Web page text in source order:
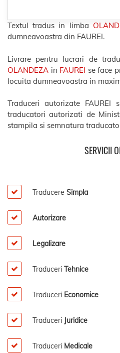
Textul tradus in limba
dumneavoastra din FAUREI.
Livrare pentru lucrari de
OLANDEZA in FAUREI se face
locuita dumneavoastra in
Traduceri autorizate FAUREI
traducatori autorizati de
stampila si semnatura
SERVICII
Traducere Simpla
Autorizare
Legalizare
Traduceri Tehnice
Traduceri Economice
Traduceri Juridice
Traduceri Medicale